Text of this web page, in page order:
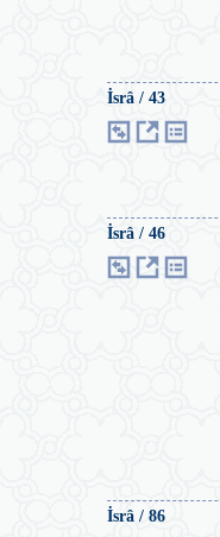
İsrâ / 43
İsrâ / 46
İsrâ / 86